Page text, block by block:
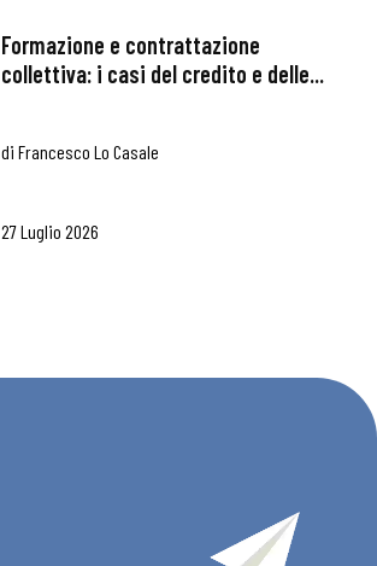
Formazione e contrattazione
collettiva: i casi del credito e delle...
di Francesco Lo Casale
27 Luglio 2026